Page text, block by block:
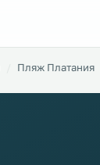
Пляж Платания